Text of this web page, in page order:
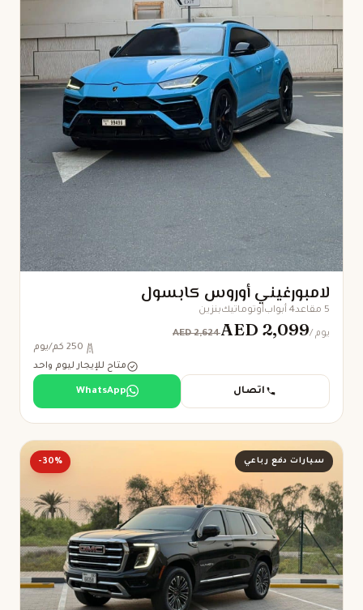
لامبورغيني أوروس كابسول
5 مقاعد 4 أبواب أوتوماتيكبنزين
AED 2,624AED 2,099 / يوم
250 كم/يوم
متاح للإيجار ليوم واحد
اتصال WhatsApp
سيارات دفع رباعي -30%